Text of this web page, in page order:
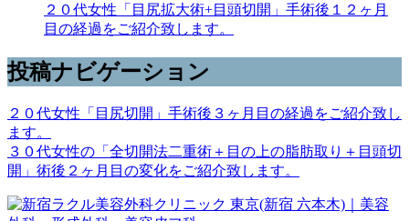
２０代女性「目尻拡大術+目頭切開」手術後１２ヶ月
目の経過をご紹介致します。
投稿ナビゲーション
２０代女性「目尻切開」手術後３ヶ月目の経過をご紹介致し
ます。
３０代女性の「全切開法二重術＋目の上の脂肪取り＋目頭切
開」術後２ヶ月目の変化をご紹介致します。